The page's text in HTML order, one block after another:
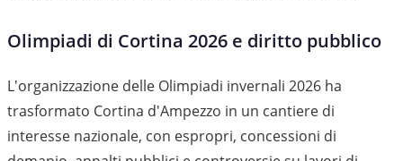
Olimpiadi di Cortina 2026 e diritto pubblico
L'organizzazione delle Olimpiadi invernali 2026 ha
trasformato Cortina d'Ampezzo in un cantiere di
interesse nazionale, con espropri, concessioni di